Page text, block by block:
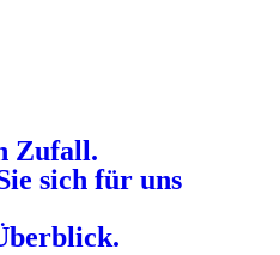
Zufall.
sich für uns